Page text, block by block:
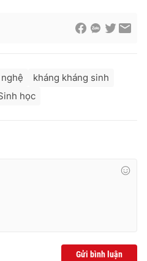
kháng kháng sinh
học
Gửi bình luận